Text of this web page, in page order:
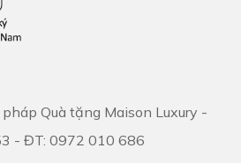
Quà tặng Maison Luxury -
- ĐT: 0972 010 686